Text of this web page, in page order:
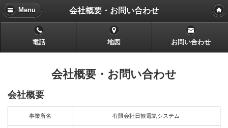
Menu 会社概要・お問い合わせ
電話 地図 お問い合わせ
会社概要・お問い合わせ
会社概要
事業所名 有限会社日観電気システム